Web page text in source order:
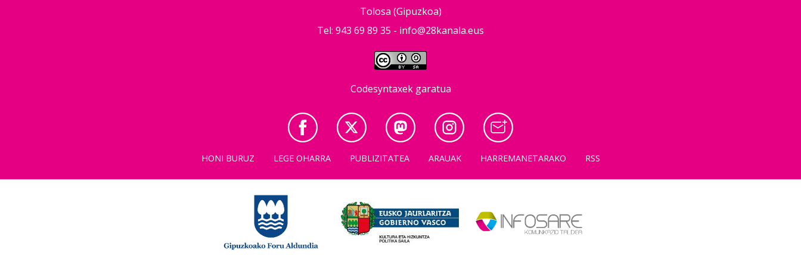
Tolosa (Gipuzkoa)
Tel: 943 69 89 35 - info@28kanala.eus
Codesyntaxek garatua
HONI BURUZ LEGE OHARRA PUBLIZITATEA ARAUAK HARREMANETARAKO RSS